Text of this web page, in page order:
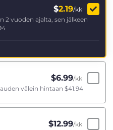
$2.19/kk
2 vuoden ajalta, sen jälkeen
$6.99/kk
välein hintaan $41.94
$12.99/kk